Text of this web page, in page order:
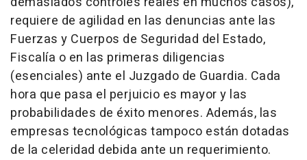
requiere de agilidad en las denuncias ante las
Fuerzas y Cuerpos de Seguridad del Estado,
Fiscalía o en las primeras diligencias
(esenciales) ante el Juzgado de Guardia. Cada
hora que pasa el perjuicio es mayor y las
probabilidades de éxito menores. Además, las
empresas tecnológicas tampoco están dotadas
de la celeridad debida ante un requerimiento.